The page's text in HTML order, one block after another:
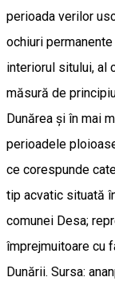
perioada verilor
ochiuri
interiorul sitului, al
măsură de
Dunărea și în mai
perioadele
ce corespunde
tip acvatic situată
comunei Desa;
împrejmuitoare cu
Dunării. Sursa: